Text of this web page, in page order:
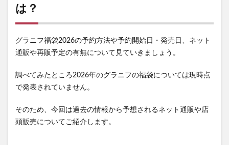
は？
グラニフ福袋2026の予約方法や予約開始日・発売日、ネット
通販や再販予定の有無について見ていきましょう。
調べてみたところ2026年のグラニフの福袋については現時点
で発表されていません。
そのため、今回は過去の情報から予想されるネット通販や店
頭販売についてご紹介します。